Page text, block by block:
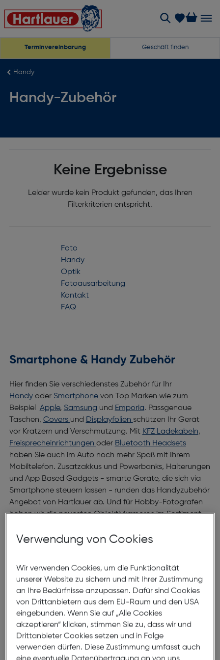
Terminvereinbarung Geschäft finden
Handy
Handy-Zubehör
Keine Ergebnisse
Leider wurde kein Produkt gefunden, das Ihren
Filterkriterien entspricht.
Foto
Handy
Optik
Fotoausarbeitung
Kontakt
FAQ
Smartphone & Handy Zubehör
Hier finden Sie verschiedenstes Zubehör für Ihr
Handy oder Smartphonevon Top Marken wie zum
Beispiel Apple, Samsung und Emporia. Passgenaue
Taschen, Covers und Displayfolien schützen Ihr Gerät
vor Kratzern und Verschmutzung. Mit KFZ Ladekabeln,
Freisprecheinrichtungen oder Bluetooth Headsets
haben Sie auch im Auto noch mehr Spaß mit Ihrem
Mobiltelefon. Zusatzakkus und Powerbanks, Halterungen
und App Based Gadgets - smarte Geräte, die sich via
Smartphone steuern lassen - runden das Handyzubehör
Angebot von Hartlauer ab. Und für Hobby-Fotografen
haben wir die neuesten Objektivkameras im Sortiment.
Hochleistungskamera umfunktionieren.
Taschen, Cover und
Displayschutzfolien
Sie haben sich ein nagelneues iPhone oder Samsung
Gerät zugelegt und wollen so lange wie möglich Freude
daran haben - ganz klar. Hartlauer hat für Sie das
perfekte Zubehör in Form von universellen oder
passgenauen Taschen. Sie sind nicht so sehr begeistert,
Verwendung von Cookies
Wir verwenden Cookies, um die Funktionalität
unserer Website zu sichern und mit Ihrer Zustimmung
an Ihre Bedürfnisse anzupassen. Dafür sind Cookies
von Drittanbietern aus dem EU-Raum und den USA
eingebunden. Wenn Sie auf „Alle Cookies
akzeptieren“ klicken, stimmen Sie zu, dass wir und
Drittanbieter Cookies setzen und in Folge
verwenden dürfen. Diese Zustimmung umfasst auch